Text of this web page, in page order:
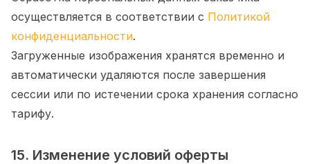
осуществляется в соответствии с Политикой
конфиденциальности.
Загруженные изображения хранятся временно и
автоматически удаляются после завершения
сессии или по истечении срока хранения согласно
тарифу.
15. Изменение условий оферты